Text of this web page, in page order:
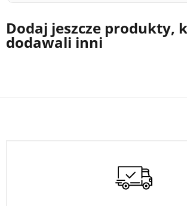
Dodaj jeszcze produkty,
dodawali inni